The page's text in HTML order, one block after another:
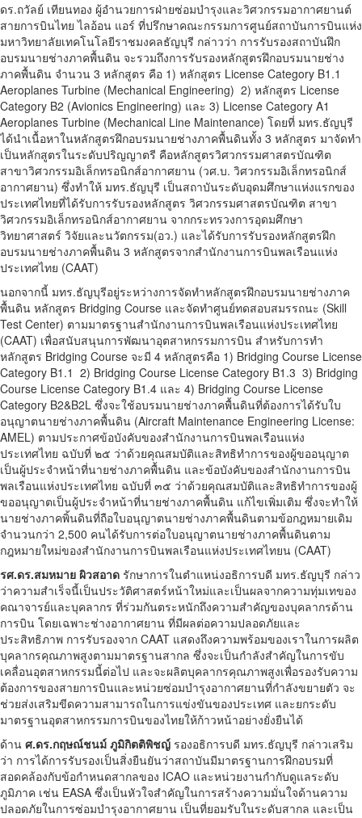
ดร.ถวัลย์ เทียนทอง ผู้อำนวยการฝ่ายซ่อมบำรุงและวิศวกรรมอากาศยานต์
สายการบินไทย ไลอ้อน แอร์ ที่ปรึกษาคณะกรรมการศูนย์สถาบันการบินแห่ง
มหาวิทยาลัยเทคโนโลยีราชมงคลธัญบุรี กล่าวว่า การรับรองสถาบันฝึก
อบรมนายช่างภาคพื้นดิน จะรวมถึงการรับรองหลักสูตรฝึกอบรมนายช่าง
ภาคพื้นดิน จำนวน 3 หลักสูตร คือ 1) หลักสูตร License Category B1.1
Aeroplanes Turbine (Mechanical Engineering) 2) หลักสูตร License
Category B2 (Avionics Engineering) และ 3) License Category A1
Aeroplanes Turbine (Mechanical Line Maintenance) โดยที่ มทร.ธัญบุรี
ได้นำเนื้อหาในหลักสูตรฝึกอบรมนายช่างภาคพื้นดินทั้ง 3 หลักสูตร มาจัดทำ
เป็นหลักสูตรในระดับปริญญาตรี คือหลักสูตรวิศวกรรมศาสตรบัณฑิต
สาขาวิศวกรรมอิเล็กทรอนิกส์อากาศยาน (วศ.บ. วิศวกรรมอิเล็กทรอนิกส์
อากาศยาน) ซึ่งทำให้ มทร.ธัญบุรี เป็นสถาบันระดับอุดมศึกษาแห่งแรกของ
ประเทศไทยที่ได้รับการรับรองหลักสูตร วิศวกรรมศาสตรบัณฑิต สาขา
วิศวกรรมอิเล็กทรอนิกส์อากาศยาน จากกระทรวงการอุดมศึกษา
วิทยาศาสตร์ วิจัยและนวัตกรรม(อว.) และได้รับการรับรองหลักสูตรฝึก
อบรมนายช่างภาคพื้นดิน 3 หลักสูตรจากสำนักงานการบินพลเรือนแห่ง
ประเทศไทย (CAAT)
นอกจากนี้ มทร.ธัญบุรีอยู่ระหว่างการจัดทำหลักสูตรฝึกอบรมนายช่างภาค
พื้นดิน หลักสูตร Bridging Course และจัดทำศูนย์ทดสอบสมรรถนะ (Skill
Test Center) ตามมาตรฐานสำนักงานการบินพลเรือนแห่งประเทศไทย
(CAAT) เพื่อสนับสนุนการพัฒนาอุตสาหกรรมการบิน สำหรับการทำ
หลักสูตร Bridging Course จะมี 4 หลักสูตรคือ 1) Bridging Course License
Category B1.1 2) Bridging Course License Category B1.3 3) Bridging
Course License Category B1.4 และ 4) Bridging Course License
Category B2&B2L ซึ่งจะใช้อบรมนายช่างภาคพื้นดินที่ต้องการได้รับใบ
อนุญาตนายช่างภาคพื้นดิน (Aircraft Maintenance Engineering License:
AMEL) ตามประกาศข้อบังคับของสำนักงานการบินพลเรือนแห่ง
ประเทศไทย ฉบับที่ ๒๕ ว่าด้วยคุณสมบัติและสิทธิทำการของผู้ขออนุญาต
เป็นผู้ประจำหน้าที่นายช่างภาคพื้นดิน และข้อบังคับของสำนักงานการบิน
พลเรือนแห่งประเทศไทย ฉบับที่ ๓๕ ว่าด้วยคุณสมบัติและสิทธิทำการของผู้
ขออนุญาตเป็นผู้ประจำหน้าที่นายช่างภาคพื้นดิน แก้ไขเพิ่มเติม ซึ่งจะทำให้
นายช่างภาคพิ้นดินที่ถือใบอนุญาตนายช่างภาคพื้นดินตามข้อกฎหมายเดิม
จำนวนกว่า 2,500 คนได้รับการต่อใบอนุญาตนายช่างภาคพื้นดินตาม
กฎหมายใหม่ของสำนักงานการบินพลเรือนแห่งประเทศไทยน (CAAT)
รศ.ดร.สมหมาย ผิวสอาด รักษาการในตำแหน่งอธิการบดี มทร.ธัญบุรี กล่าว
ว่าความสำเร็จนี้เป็นประวัติศาสตร์หน้าใหม่และเป็นผลจากความทุ่มเทของ
คณาจารย์และบุคลากร ที่ร่วมกันตระหนักถึงความสำคัญของบุคลากรด้าน
การบิน โดยเฉพาะช่างอากาศยาน ที่มีผลต่อความปลอดภัยและ
ประสิทธิภาพ การรับรองจาก CAAT แสดงถึงความพร้อมของเราในการผลิต
บุคลากรคุณภาพสูงตามมาตรฐานสากล ซึ่งจะเป็นกำลังสำคัญในการขับ
เคลื่อนอุตสาหกรรมนี้ต่อไป และจะผลิตบุคลากรคุณภาพสูงเพื่อรองรับความ
ต้องการของสายการบินและหน่วยซ่อมบำรุงอากาศยานที่กำลังขยายตัว จะ
ช่วยส่งเสริมขีดความสามารถในการแข่งขันของประเทศ และยกระดับ
มาตรฐานอุตสาหกรรมการบินของไทยให้ก้าวหน้าอย่างยั่งยืนได้
ด้าน ศ.ดร.กฤษณ์ชนม์ ภูมิกิตติพิชญ์ รองอธิการบดี มทร.ธัญบุรี กล่าวเสริม
ว่า การได้การรับรองเป็นสิ่งยืนยันว่าสถาบันมีมาตรฐานการฝึกอบรมที่
สอดคล้องกับข้อกำหนดสากลของ ICAO และหน่วยงานกำกับดูแลระดับ
ภูมิภาค เช่น EASA ซึ่งเป็นหัวใจสำคัญในการสร้างความมั่นใจด้านความ
ปลอดภัยในการซ่อมบำรุงอากาศยาน เป็นที่ยอมรับในระดับสากล และเป็น